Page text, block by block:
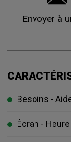
Envoyer à
Besoins -
Écran -